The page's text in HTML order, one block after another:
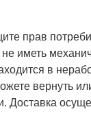
прав
не иметь
в
вернуть
Доставка